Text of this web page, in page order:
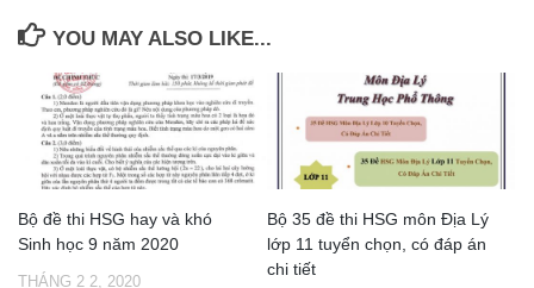
YOU MAY ALSO LIKE...
Bộ đề thi HSG hay và khó
Sinh học 9 năm 2020
THÁNG 2 2, 2020
Bộ 35 đề thi HSG môn Địa Lý
lớp 11 tuyển chọn, có đáp án
chi tiết